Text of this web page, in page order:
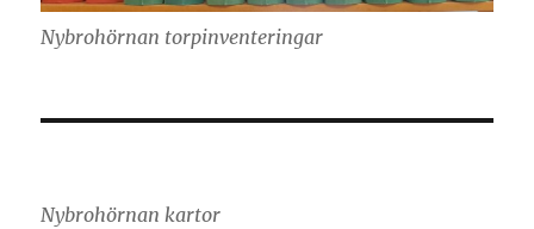
Nybrohörnan torpinventeringar
Nybrohörnan kartor